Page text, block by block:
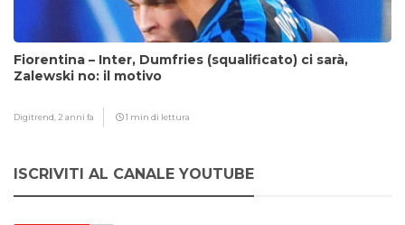
Fiorentina – Inter, Dumfries (squalificato) ci sarà,
Zalewski no: il motivo
Digitrend, 2 anni fa 1 min di lettura
ISCRIVITI AL CANALE YOUTUBE